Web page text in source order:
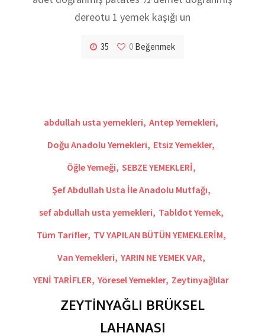
dereotu 1 yemek kaşığı un
35 0 Beğenmek
abdullah usta yemekleri, Antep Yemekleri,
Doğu Anadolu Yemekleri, Etsiz Yemekler,
Öğle Yemeği, SEBZE YEMEKLERİ,
Şef Abdullah Usta İle Anadolu Mutfağı,
sef abdullah usta yemekleri, Tabldot Yemek,
Tüm Tarifler, TV YAPILAN BÜTÜN YEMEKLERİM,
Van Yemekleri, YARIN NE YEMEK VAR,
YENİ TARİFLER, Yöresel Yemekler, Zeytinyağlılar
ZEYTİNYAĞLI BRÜKSEL
LAHANASI